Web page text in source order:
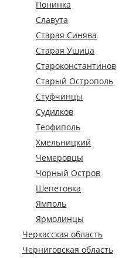
Понинка
Славута
Старая Синява
Старая Ушица
Староконстантинов
Старый Острополь
Стуфчинцы
Судилков
Теофиполь
Хмельницкий
Чемеровцы
Чорный Остров
Шепетовка
Ямполь
Ярмолинцы
Черкасская область
Черниговская область